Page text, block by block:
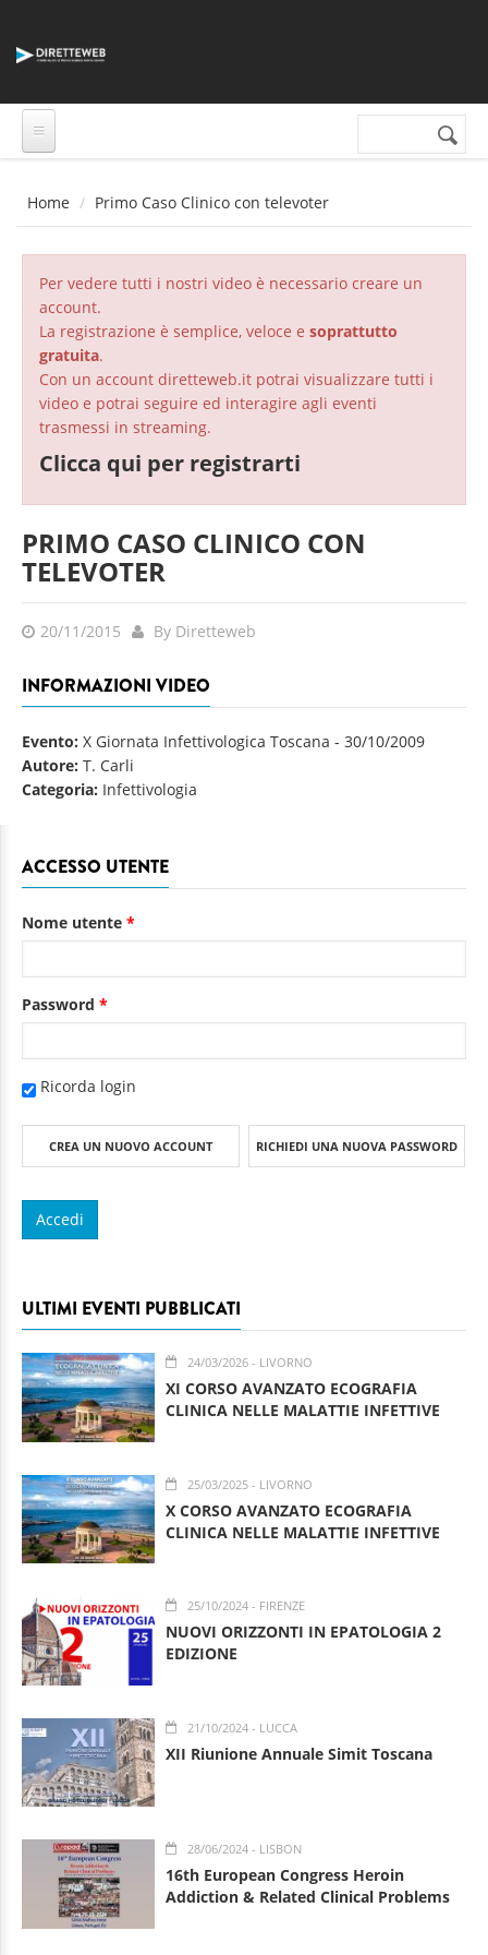
Form di
Cerca nel sito
Home Primo Caso Clinico con televoter
Per vedere tutti i nostri video è necessario creare un
account.
La registrazione è semplice, veloce e soprattutto
gratuita.
Con un account diretteweb.it potrai visualizzare tutti i
video e potrai seguire ed interagire agli eventi
trasmessi in streaming.
Clicca qui per registrarti
PRIMO CASO CLINICO CON
TELEVOTER
20/11/2015 By Diretteweb
INFORMAZIONI VIDEO
Evento: X Giornata Infettivologica Toscana - 30/10/2009
Autore: T. Carli
Categoria: Infettivologia
ACCESSO UTENTE
Nome utente *
Password *
Ricorda login
CREA UN NUOVO ACCOUNT RICHIEDI UNA NUOVA PASSWORD
ULTIMI EVENTI PUBBLICATI
24/03/2026 - LIVORNO
XI CORSO AVANZATO ECOGRAFIA
CLINICA NELLE MALATTIE INFETTIVE
25/03/2025 - LIVORNO
X CORSO AVANZATO ECOGRAFIA
CLINICA NELLE MALATTIE INFETTIVE
25/10/2024 - FIRENZE
NUOVI ORIZZONTI IN EPATOLOGIA 2
EDIZIONE
21/10/2024 - LUCCA
XII Riunione Annuale Simit Toscana
28/06/2024 - LISBON
16th European Congress Heroin
Addiction & Related Clinical Problems